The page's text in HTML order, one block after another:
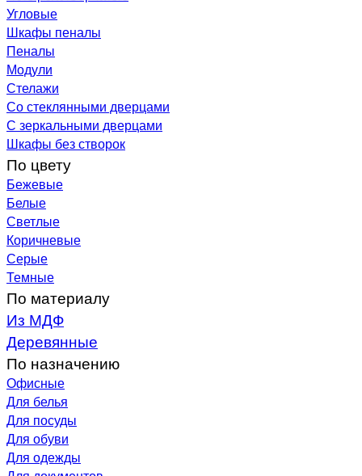
Угловые
Шкафы пеналы
Пеналы
Модули
Стелажи
Со стеклянными дверцами
С зеркальными дверцами
Шкафы без створок
По цвету
Бежевые
Белые
Светлые
Коричневые
Серые
Темные
По материалу
Из МДФ
Деревянные
По назначению
Офисные
Для белья
Для посуды
Для обуви
Для одежды